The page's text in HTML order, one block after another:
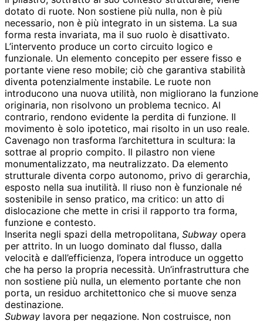
dotato di ruote. Non sostiene più nulla, non è più
necessario, non è più integrato in un sistema. La sua
forma resta invariata, ma il suo ruolo è disattivato.
L’intervento produce un corto circuito logico e
funzionale. Un elemento concepito per essere fisso e
portante viene reso mobile; ciò che garantiva stabilità
diventa potenzialmente instabile. Le ruote non
introducono una nuova utilità, non migliorano la funzione
originaria, non risolvono un problema tecnico. Al
contrario, rendono evidente la perdita di funzione. Il
movimento è solo ipotetico, mai risolto in un uso reale.
Cavenago non trasforma l’architettura in scultura: la
sottrae al proprio compito. Il pilastro non viene
monumentalizzato, ma neutralizzato. Da elemento
strutturale diventa corpo autonomo, privo di gerarchia,
esposto nella sua inutilità. Il riuso non è funzionale né
sostenibile in senso pratico, ma critico: un atto di
dislocazione che mette in crisi il rapporto tra forma,
funzione e contesto.
Inserita negli spazi della metropolitana, Subway opera
per attrito. In un luogo dominato dal flusso, dalla
velocità e dall’efficienza, l’opera introduce un oggetto
che ha perso la propria necessità. Un’infrastruttura che
non sostiene più nulla, un elemento portante che non
porta, un residuo architettonico che si muove senza
destinazione.
Subway lavora per negazione. Non costruisce, non